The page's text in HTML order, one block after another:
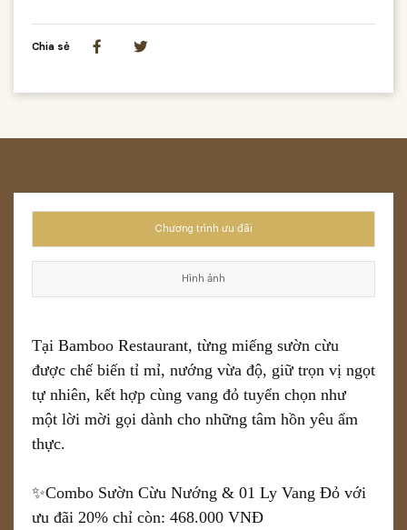
Chia sẻ
Chương trình ưu đãi
Hình ảnh
Tại Bamboo Restaurant, từng miếng sườn cừu
được chế biến tỉ mỉ, nướng vừa độ, giữ trọn vị ngọt
tự nhiên, kết hợp cùng vang đỏ tuyển chọn như
một lời mời gọi dành cho những tâm hồn yêu ẩm
thực.
✨Combo Sườn Cừu Nướng & 01 Ly Vang Đỏ với
ưu đãi 20% chỉ còn: 468.000 VNĐ